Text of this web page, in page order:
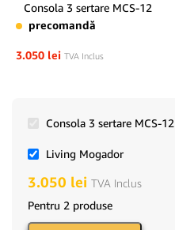
Consola 3 sertare MCS-12
precomandă
3.050 lei TVA Inclus
Consola 3 sertare MCS-12
Living Mogador
3.050 lei TVA Inclus
Pentru 2 produse